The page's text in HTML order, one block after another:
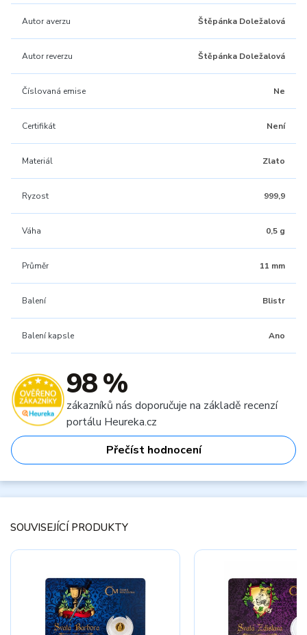
Autor averzu Štěpánka Doležalová
Autor reverzu Štěpánka Doležalová
Číslovaná emise Ne
Certifikát Není
Materiál Zlato
Ryzost 999,9
Váha 0,5 g
Průměr 11 mm
Balení Blistr
Balení kapsle Ano
98 %
zákazníků nás doporučuje na základě recenzí
portálu Heureka.cz
Přečíst hodnocení
SOUVISEJÍCÍ PRODUKTY